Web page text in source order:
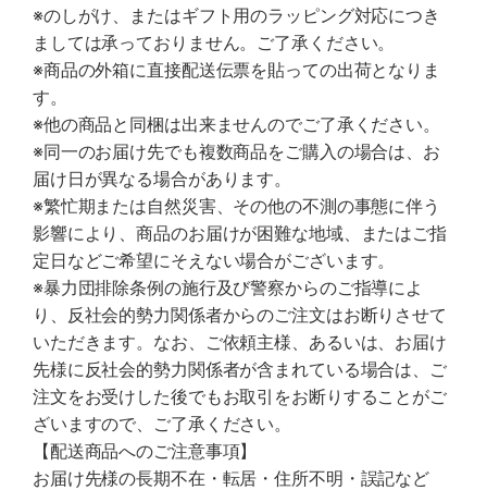
※のしがけ、またはギフト用のラッピング対応につき
ましては承っておりません。ご了承ください。
※商品の外箱に直接配送伝票を貼っての出荷となりま
す。
※他の商品と同梱は出来ませんのでご了承ください。
※同一のお届け先でも複数商品をご購入の場合は、お
届け日が異なる場合があります。
※繁忙期または自然災害、その他の不測の事態に伴う
影響により、商品のお届けが困難な地域、またはご指
定日などご希望にそえない場合がございます。
※暴力団排除条例の施行及び警察からのご指導によ
り、反社会的勢力関係者からのご注文はお断りさせて
いただきます。なお、ご依頼主様、あるいは、お届け
先様に反社会的勢力関係者が含まれている場合は、ご
注文をお受けした後でもお取引をお断りすることがご
ざいますので、ご了承ください。
【配送商品へのご注意事項】
お届け先様の長期不在・転居・住所不明・誤記など